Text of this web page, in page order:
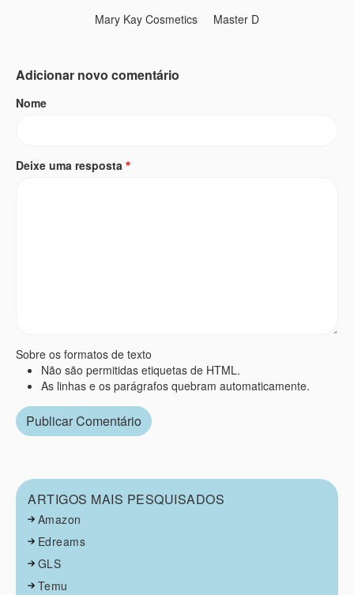
Mary Kay Cosmetics Master D
Adicionar novo comentário
Nome
Deixe uma resposta
Sobre os formatos de texto
Não são permitidas etiquetas de HTML.
As linhas e os parágrafos quebram automaticamente.
ARTIGOS MAIS PESQUISADOS
Amazon
Edreams
GLS
Temu